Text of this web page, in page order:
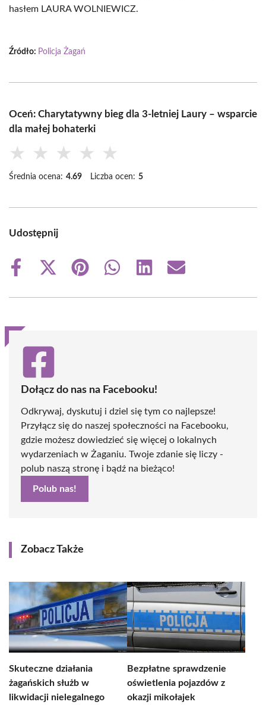
hasłem LAURA WOLNIEWICZ.
Źródło: Policja Żagań
Oceń: Charytatywny bieg dla 3-letniej Laury – wsparcie
dla małej bohaterki
★ ★ ★ ★ ★
Średnia ocena: 4.69 Liczba ocen: 5
Udostępnij
Share
Share
(Twitter)
Share
Share
Share
Share
Dołącz do nas na Facebooku!
Odkrywaj, dyskutuj i dziel się tym co najlepsze!
Przyłącz się do naszej społeczności na Facebooku,
gdzie możesz dowiedzieć się więcej o lokalnych
wydarzeniach w Żaganiu. Twoje zdanie się liczy -
polub naszą stronę i bądź na bieżąco!
Polub nas!
Zobacz Także
Skuteczne działania
żagańskich służb w
likwidacji nielegalnego
Bezpłatne sprawdzenie
oświetlenia pojazdów z
okazji mikołajek